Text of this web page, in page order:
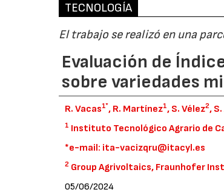
TECNOLOGÍA
El trabajo se realizó en una
Evaluación de
sobre variedades
R. Vacas1*, R. Martínez1, S. Vélez2,
1 Instituto Tecnológico Agrario de
*e-mail: ita-vacizqru@itacyl.es
2 Group Agrivoltaics, Fraunhofer
05/06/2024